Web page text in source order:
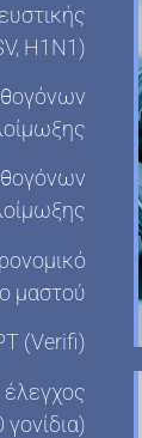
H1N1)
μαστού
(Verifi)